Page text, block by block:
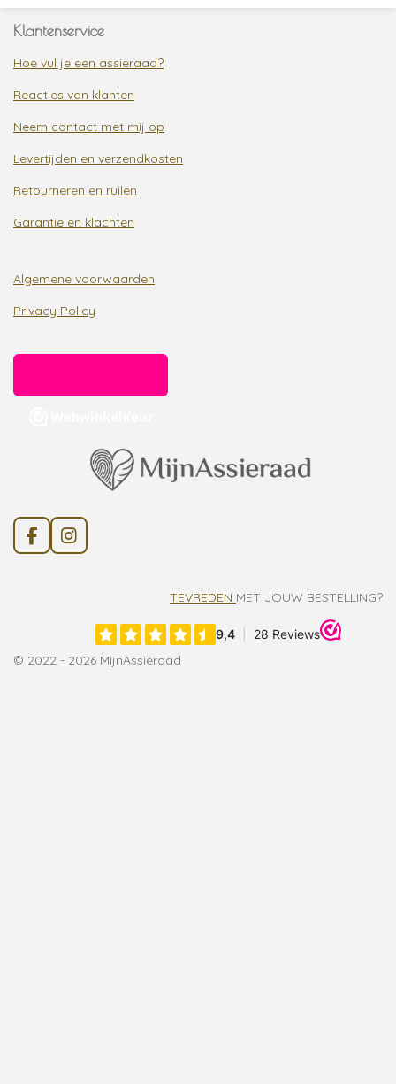
Klantenservice
Hoe vul je een assieraad?
Reacties van klanten
Neem contact met mij op
Levertijden en verzendkosten
Retourneren en ruilen
Garantie en klachten
Algemene voorwaarden
Privacy Policy
F
a
k
I
n
a
TEVREDEN MET JOUW BESTELLING?
© 2022 - 2026 MijnAssieraad